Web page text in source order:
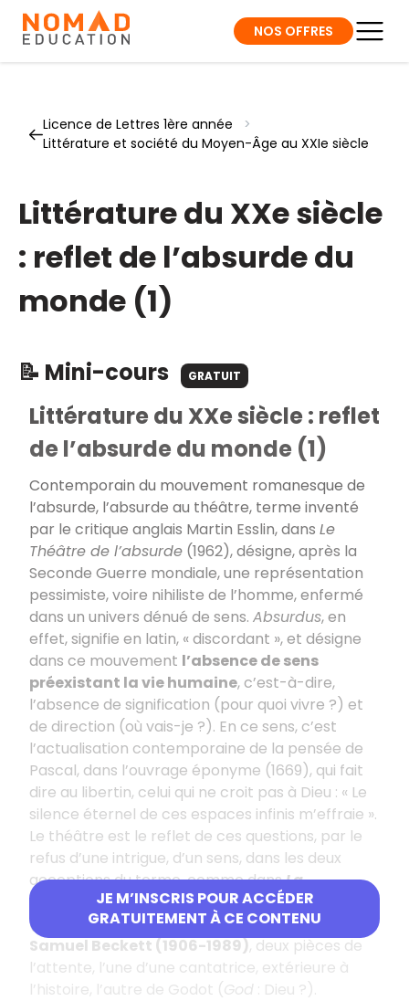
NOS OFFRES
Licence de Lettres 1ère année
>
Littérature et société du Moyen-Âge au XXIe siècle
Littérature du XXe siècle
: reflet de l’absurde du
monde (1)
📝 Mini-cours GRATUIT
JE M’INSCRIS POUR ACCÉDER
GRATUITEMENT À CE CONTENU
Littérature du XXe siècle : reflet
de l’absurde du monde (1)
Contemporain du mouvement romanesque de
l’absurde, l’absurde au théâtre, terme inventé
par le critique anglais Martin Esslin, dans Le
Théâtre de l’absurde (1962), désigne, après la
Seconde Guerre mondiale, une représentation
pessimiste, voire nihiliste de l’homme, enfermé
dans un univers dénué de sens. Absurdus, en
effet, signifie en latin, « discordant », et désigne
dans ce mouvement l’absence de sens
préexistant la vie humaine, c’est-à-dire,
l’absence de signification (pour quoi vivre ?) et
de direction (où vais-je ?). En ce sens, c’est
l’actualisation contemporaine de la pensée de
Pascal, dans l’ouvrage éponyme (1669), qui fait
dire au libertin, celui qui ne croit pas à Dieu : « Le
silence éternel de ces espaces infinis m’effraie ».
Le théâtre est le reflet de ces questions, par le
refus d’une intrigue, d’un sens, dans les deux
acceptions du terme, comme dansLa
Cantatrice chauve(1950) d’Eugène Ionesco
(1909-1994), ouEn attendant Godot(1952) de
Samuel Beckett (1906-1989), deux pièces de
l’attente, l’une d’une cantatrice, extérieure à
l’histoire, l’autre de Godot (God : Dieu ?).